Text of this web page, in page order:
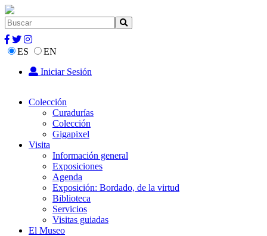
ES
EN
Iniciar Sesión
Colección
Curadurías
Colección
Gigapixel
Visita
Información general
Exposiciones
Agenda
Exposición: Bordado, de la virtud
Biblioteca
Servicios
Visitas guiadas
El Museo